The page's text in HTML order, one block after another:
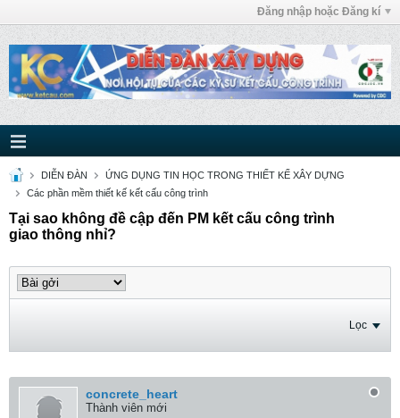
Đăng nhập hoặc Đăng kí
DIỄN ĐÀN
ỨNG DỤNG TIN HỌC TRONG THIẾT KẾ XÂY DỰNG
Các phần mềm thiết kế kết cấu công trình
Tại sao không đề cập đến PM kết cấu công trình
giao thông nhỉ?
Lọc
concrete_heart
Thành viên mới